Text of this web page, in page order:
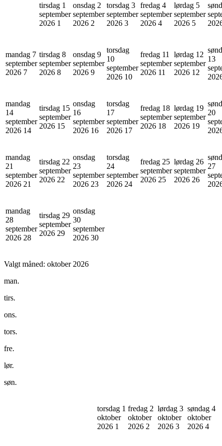
tirsdag 1
september
2026 1
onsdag 2
september
2026 2
torsdag 3
september
2026 3
fredag 4
september
2026 4
lørdag 5
september
2026 5
mandag 7
september
2026 7
tirsdag 8
september
2026 8
onsdag 9
september
2026 9
torsdag
10
september
2026 10
fredag 11
september
2026 11
lørdag 12
september
2026 12
13
mandag
14
september
2026 14
tirsdag 15
september
2026 15
onsdag
16
september
2026 16
torsdag
17
september
2026 17
fredag 18
september
2026 18
lørdag 19
september
2026 19
20
mandag
21
september
2026 21
tirsdag 22
september
2026 22
onsdag
23
september
2026 23
torsdag
24
september
2026 24
fredag 25
september
2026 25
lørdag 26
september
2026 26
27
mandag
28
september
2026 28
tirsdag 29
september
2026 29
onsdag
30
september
2026 30
Valgt måned: oktober 2026
man.
tirs.
ons.
tors.
fre.
lør.
søn.
torsdag 1
oktober
2026 1
fredag 2
oktober
2026 2
lørdag 3
oktober
2026 3
søndag 4
oktober
2026 4